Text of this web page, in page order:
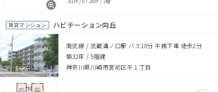
賃貸マンション ハビテーション向丘
南武線 / 武蔵溝ノ口駅 バス10分 平橋下車 徒歩2分
築32年 /5階建
神奈川県川崎市宮前区平１丁目